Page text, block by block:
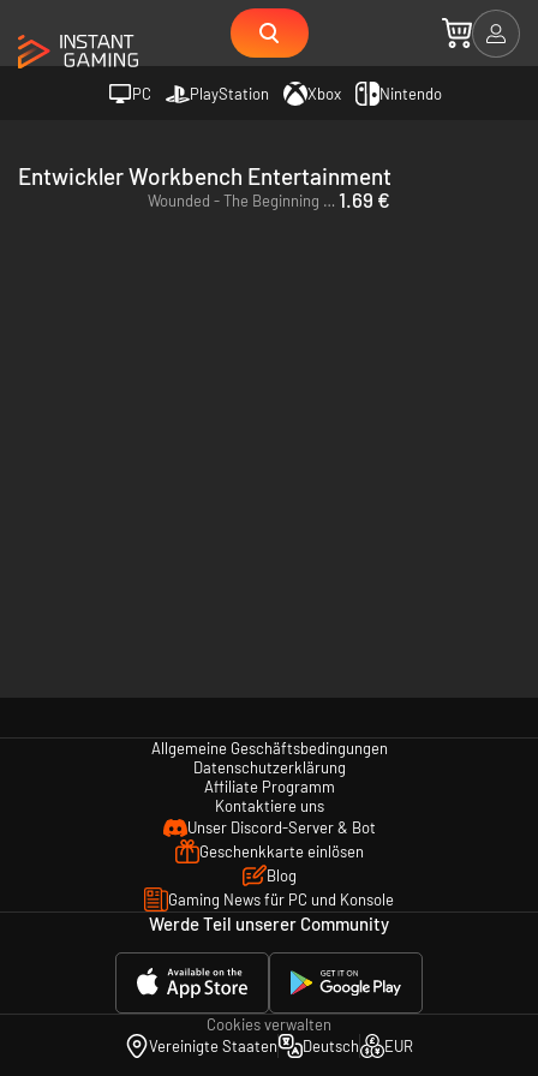
PC PlayStation Xbox Nintendo
Entwickler Workbench Entertainment
Wounded - The Beginning - PC (Steam) 1.69 €
Allgemeine Geschäftsbedingungen
Datenschutzerklärung
Affiliate Programm
Kontaktiere uns
Unser Discord-Server & Bot
Geschenkkarte einlösen
Blog
Gaming News für PC und Konsole
Werde Teil unserer Community
Cookies verwalten
Vereinigte Staaten
Deutsch EUR